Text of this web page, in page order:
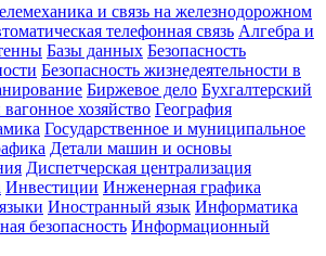
и связь на железнодорожном
телефонная связь Алгебра и
Базы данных Безопасность
Безопасность жизнедеятельности в
Биржевое дело Бухгалтерский
хозяйство География
Государственное и муниципальное
Детали машин и основы
Диспетчерская централизация
Инвестиции Инженерная графика
Иностранный язык Информатика
безопасность Информационный